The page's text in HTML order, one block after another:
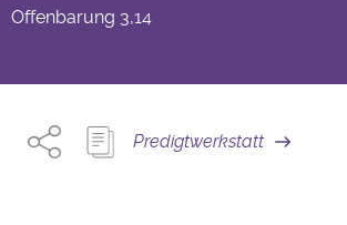
Offenbarung 3,14
Predigtwerkstatt